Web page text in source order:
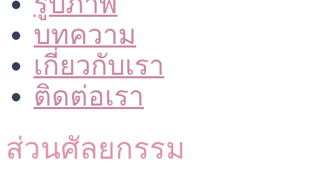
บทความ
เกี่ยวกับเรา
ติดต่อเรา
ส่วนศัลยกรรม